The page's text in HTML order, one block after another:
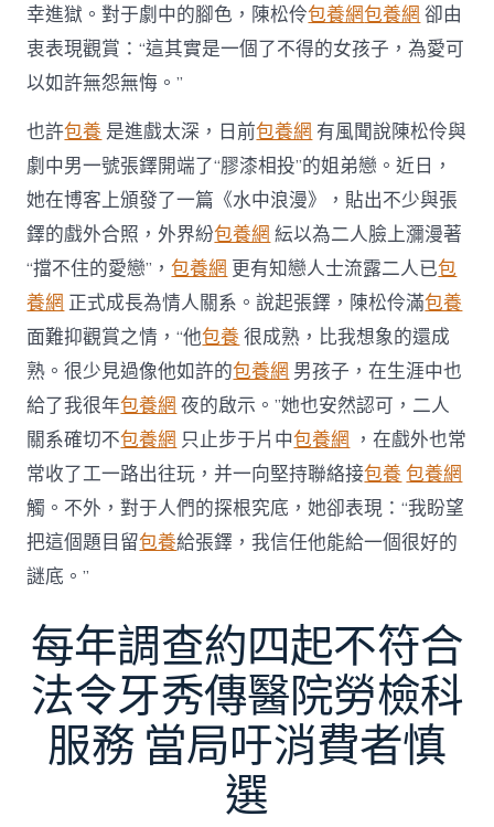
幸進獄。對于劇中的腳色，陳松伶包養網包養網 卻由
衷表現觀賞：“這其實是一個了不得的女孩子，為愛可
以如許無怨無悔。”
也許包養 是進戲太深，日前包養網 有風聞說陳松伶與
劇中男一號張鐸開端了“膠漆相投”的姐弟戀。近日，
她在博客上頒發了一篇《水中浪漫》，貼出不少與張
鐸的戲外合照，外界紛包養網 紜以為二人臉上瀰漫著
“擋不住的愛戀”，包養網 更有知戀人士流露二人已包
養網 正式成長為情人關系。說起張鐸，陳松伶滿包養
面難抑觀賞之情，“他包養 很成熟，比我想象的還成
熟。很少見過像他如許的包養網 男孩子，在生涯中也
給了我很年包養網 夜的啟示。”她也安然認可，二人
關系確切不包養網 只止步于片中包養網 ，在戲外也常
常收了工一路出往玩，并一向堅持聯絡接包養 包養網
觸。不外，對于人們的探根究底，她卻表現：“我盼望
把這個題目留包養給張鐸，我信任他能給一個很好的
謎底。”
每年調查約四起不符合
法令牙秀傳醫院勞檢科
服務 當局吁消費者慎
選